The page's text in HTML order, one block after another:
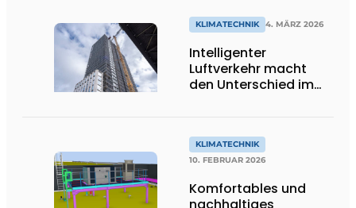
KLIMATECHNIK 4. MÄRZ 2026
Intelligenter
Luftverkehr macht
den Unterschied im
KLIMATECHNIK
10. FEBRUAR 2026
Komfortables und